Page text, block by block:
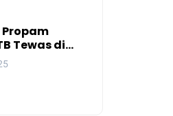
Tewas di
Tiga
Termasuk